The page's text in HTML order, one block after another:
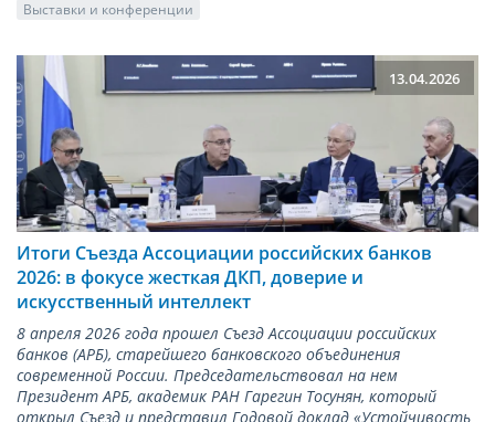
Выставки и конференции
13.04.2026
Итоги Съезда Ассоциации российских банков
2026: в фокусе жесткая ДКП, доверие и
искусственный интеллект
8 апреля 2026 года прошел Съезд Ассоциации российских
банков (АРБ), старейшего банковского объединения
современной России. Председательствовал на нем
Президент АРБ, академик РАН Гарегин Тосунян, который
открыл Съезд и представил Годовой доклад «Устойчивость